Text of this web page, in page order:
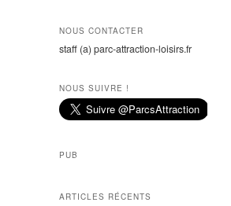
NOUS CONTACTER
staff (a) parc-attraction-loisirs.fr
NOUS SUIVRE !
PUB
ARTICLES RÉCENTS